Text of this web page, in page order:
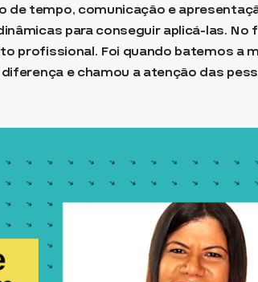
tempo, comunicação e
para conseguir aplicá-las. No
profissional. Foi quando batemos a
e chamou a atenção das